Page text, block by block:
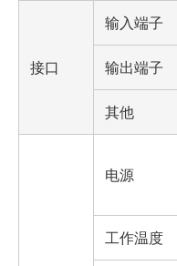
接口
输入端子
输出端子
其他
电源
工作温度